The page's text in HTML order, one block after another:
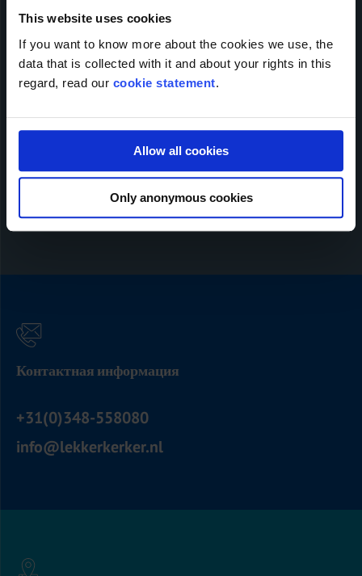
This website uses cookies
If you want to know more about the cookies we use, the
data that is collected with it and about your rights in this
regard, read our cookie statement.
Allow all cookies
Only anonymous cookies
Номер телефона*
Сообщение
Отправлять
Контактная информация
+31(0)348-558080
info@lekkerkerker.nl